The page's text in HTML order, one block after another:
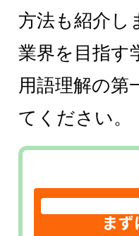
方法も紹介し
業界を目指す
用語理解の第
てください。
ま